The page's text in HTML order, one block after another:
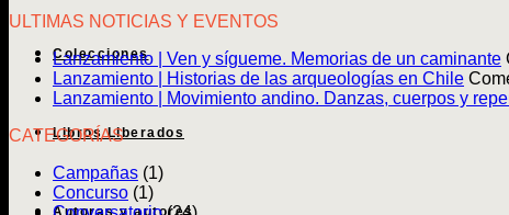
Colecciones
Libros Liberados
Autoras y autores
ULTIMAS NOTICIAS Y EVENTOS
Lanzamiento | Ven y sígueme. Memorias de un caminante
Lanzamiento | Historias de las arqueologías en Chile
Lanzamiento | Movimiento andino. Danzas, cuerpos y
CATEGORÍAS
Campañas (1)
Concurso (1)